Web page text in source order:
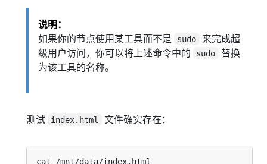
说明：
如果你的节点使用某工具而不是
sudo
来完成超
级用户访问，你可以将上述命令中的
sudo
替换
为该工具的名称。
测试 index.html 文件确实存在：